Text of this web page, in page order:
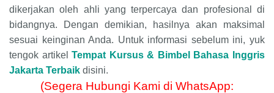
dikerjakan oleh ahli yang terpercaya dan profesional di
bidangnya. Dengan demikian, hasilnya akan maksimal
sesuai keinginan Anda. Untuk informasi sebelum ini, yuk
tengok artikelTempat Kursus & Bimbel Bahasa Inggris
Jakarta Terbaik disini.
(Segera Hubungi Kami di WhatsApp: